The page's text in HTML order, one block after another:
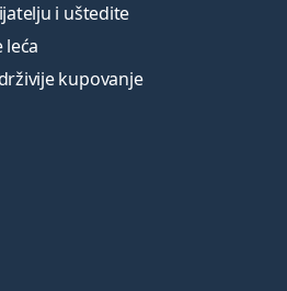
i uštedite
leća
kupovanje